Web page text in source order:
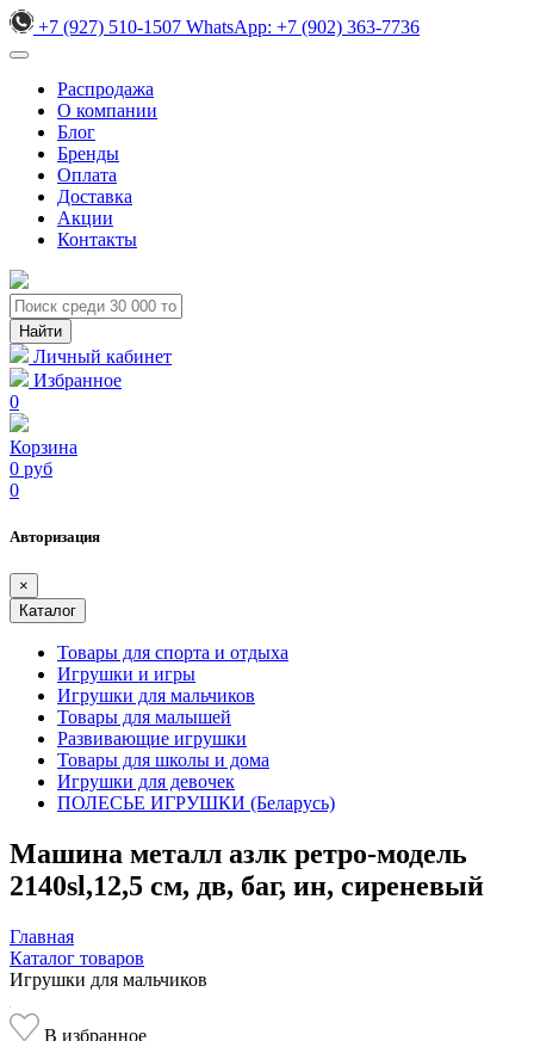
+7 (927) 510-1507 WhatsApp: +7 (902) 363-7736
Распродажа
О компании
Блог
Бренды
Оплата
Доставка
Акции
Контакты
Личный кабинет
Избранное
0
Корзина
0 руб
0
Авторизация
×
Каталог
Товары для спорта и отдыха
Игрушки и игры
Игрушки для мальчиков
Товары для малышей
Развивающие игрушки
Товары для школы и дома
Игрушки для девочек
ПОЛЕСЬЕ ИГРУШКИ (Беларусь)
Машина металл азлк ретро-модель
2140sl,12,5 см, дв, баг, ин, сиреневый
Главная
Каталог товаров
Игрушки для мальчиков
В избранное